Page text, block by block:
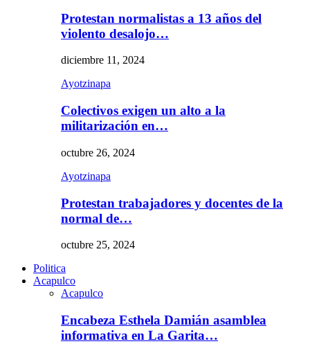
Protestan normalistas a 13 años del
violento desalojo…
diciembre 11, 2024
Ayotzinapa
Colectivos exigen un alto a la
militarización en…
octubre 26, 2024
Ayotzinapa
Protestan trabajadores y docentes de la
normal de…
octubre 25, 2024
Politica
Acapulco
Acapulco
Encabeza Esthela Damián asamblea
informativa en La Garita…